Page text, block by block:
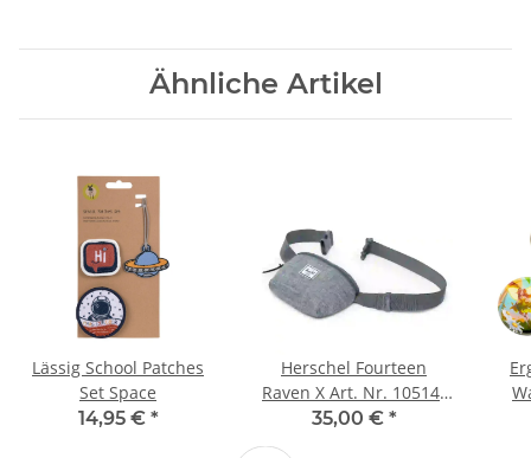
Ähnliche Artikel
Lässig School Patches
Set Space
14,95 € *
Herschel Fourteen
Raven X Art. Nr. 10514-
00919-OS HipBag
35,00 € *